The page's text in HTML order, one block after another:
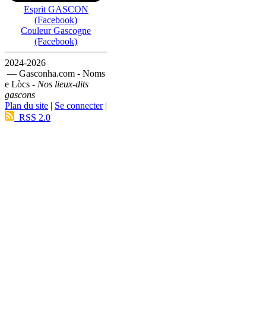
Esprit GASCON
(Facebook)
Couleur Gascogne
(Facebook)
2024-2026
— Gasconha.com - Noms
e Lòcs - Nos lieux-dits
gascons
Plan du site | Se connecter|
RSS 2.0